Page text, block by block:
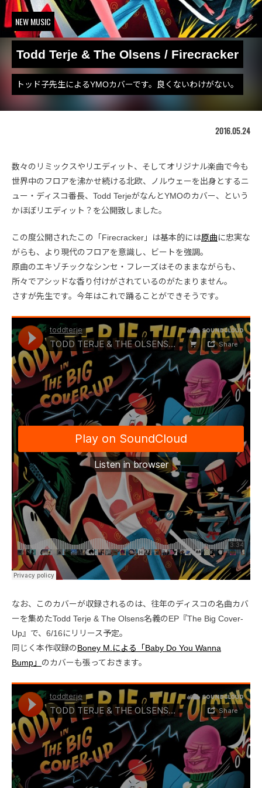
NEW MUSIC
Todd Terje & The Olsens / Firecracker
トッド子先生によるYMOカバーです。良くないわけがない。
2016.05.24
数々のリミックスやリエディット、そしてオリジナル楽曲で今も
世界中のフロアを沸かせ続ける北欧、ノルウェーを出身とするニ
ュー・ディスコ番長、Todd TerjeがなんとYMOのカバー、という
かほぼリエディット？を公開致しました。
この度公開されたこの「Firecracker」は基本的には原曲に忠実な
がらも、より現代のフロアを意識し、ビートを強調。
原曲のエキゾチックなシンセ・フレーズはそのままながらも、
所々でアシッドな香り付けがされているのがたまりません。
さすが先生です。今年はこれで踊ることができそうです。
なお、このカバーが収録されるのは、往年のディスコの名曲カバ
ーを集めたTodd Terje & The Olsens名義のEP『The Big Cover-
Up』で、6/16にリリース予定。
同じく本作収録のBoney M.による「Baby Do You Wanna
Bump」 のカバーも張っておきます。